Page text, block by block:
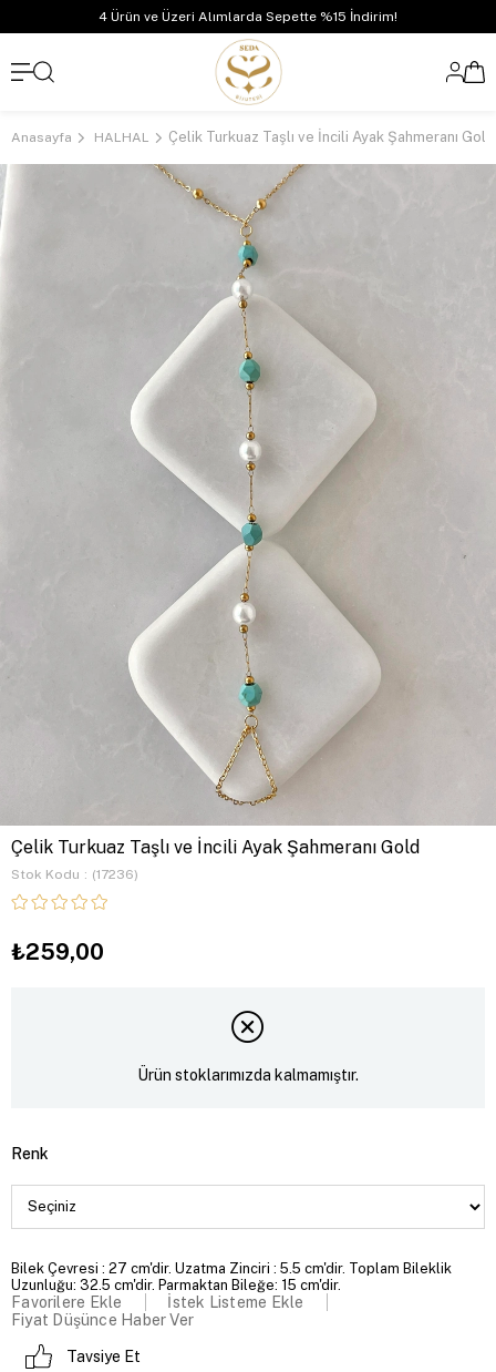
4 Ürün ve Üzeri Alımlarda Sepette %15 İndirim!
Anasayfa HALHAL Çelik Turkuaz Taşlı ve İncili Ayak Şahmeranı Gold
Çelik Turkuaz Taşlı ve İncili Ayak Şahmeranı Gold
Stok Kodu (17236)
₺259,00
Ürün stoklarımızda kalmamıştır.
Renk
Bilek Çevresi : 27 cm'dir. Uzatma Zinciri : 5.5 cm'dir. Toplam Bileklik
Uzunluğu: 32.5 cm'dir. Parmaktan Bileğe: 15 cm'dir.
Favorilere Ekle
İstek Listeme Ekle
Fiyat Düşünce Haber Ver
Tavsiye Et